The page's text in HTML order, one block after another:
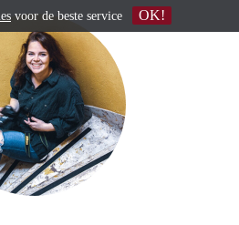
voor de beste service OK!